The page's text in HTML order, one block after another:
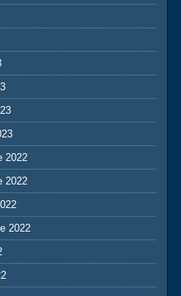
2022
2022
2022